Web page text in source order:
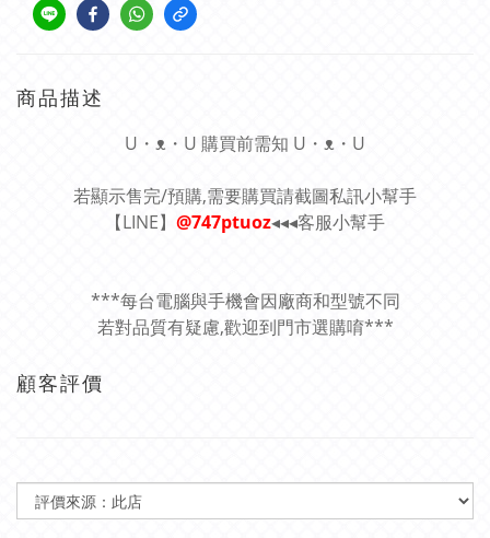
商品描述
U・ᴥ・U 購買前需知 U・ᴥ・U
若顯示售完/預購,需要購買請截圖私訊小幫手
【LINE】 @747ptuoz◂◂◂客服小幫手
***每台電腦與手機會因廠商和型號不同
若對品質有疑慮,歡迎到門市選購唷***
顧客評價